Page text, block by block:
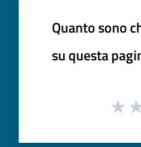
Quanto sono
su questa